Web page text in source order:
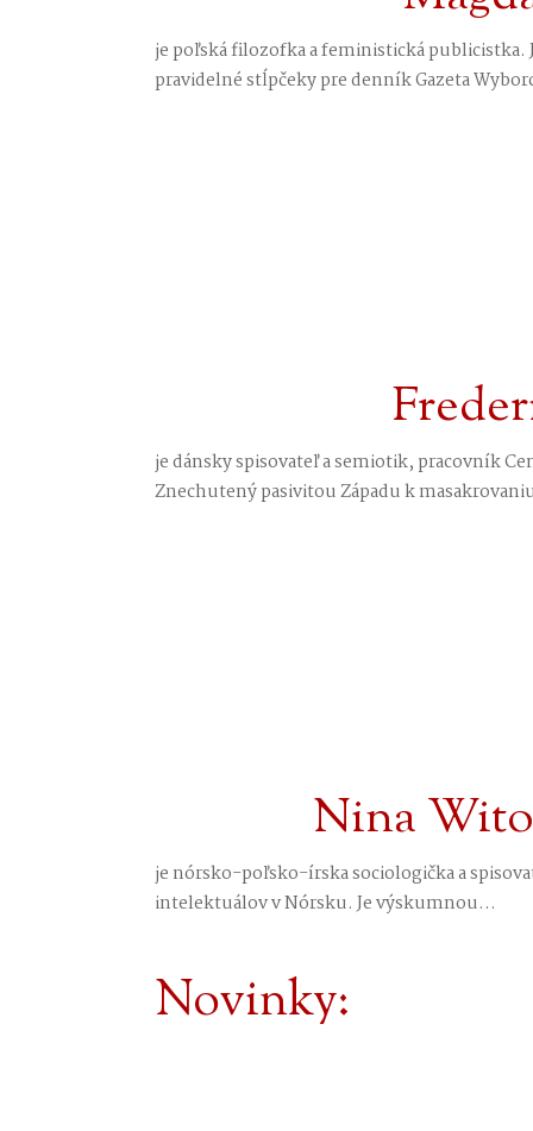
je poľská filozofka a feministická publicistka.
pravidelné stĺpčeky pre denník Gazeta
je dánsky spisovateľ a semiotik, pracovník
Znechutený pasivitou Západu k
Nina
je nórsko-poľsko-írska sociologička a
intelektuálov v Nórsku. Je výskumnou...
Novinky: